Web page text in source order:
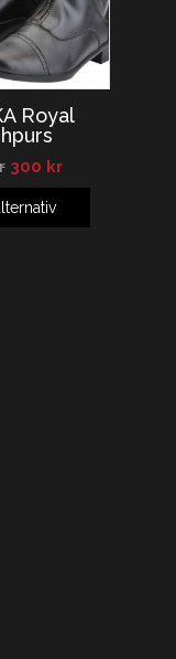
Royal
300 kr